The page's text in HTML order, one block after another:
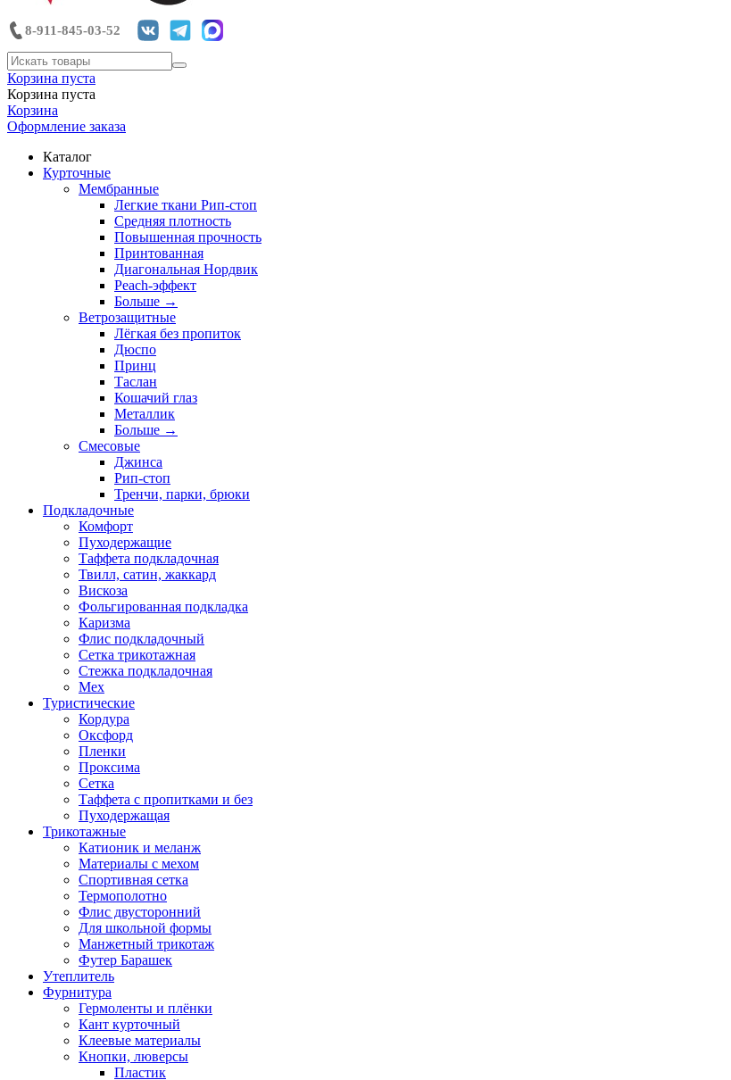
8-911-845-03-52
Корзина пуста
Корзина пуста
Корзина
Оформление заказа
Каталог
Курточные
Мембранные
Легкие ткани Рип-стоп
Средняя плотность
Повышенная прочность
Принтованная
Диагональная Нордвик
Peach-эффект
Больше →
Ветрозащитные
Лёгкая без пропиток
Дюспо
Принц
Таслан
Кошачий глаз
Металлик
Больше →
Смесовые
Джинса
Рип-стоп
Тренчи, парки, брюки
Подкладочные
Комфорт
Пуходержащие
Таффета подкладочная
Твилл, сатин, жаккард
Вискоза
Фольгированная подкладка
Каризма
Флис подкладочный
Сетка трикотажная
Стежка подкладочная
Мех
Туристические
Кордура
Оксфорд
Пленки
Проксима
Сетка
Таффета с пропитками и без
Пуходержащая
Трикотажные
Катионик и меланж
Материалы с мехом
Спортивная сетка
Термополотно
Флис двусторонний
Для школьной формы
Манжетный трикотаж
Футер Барашек
Утеплитель
Фурнитура
Гермоленты и плёнки
Кант курточный
Клеевые материалы
Кнопки, люверсы
Пластик